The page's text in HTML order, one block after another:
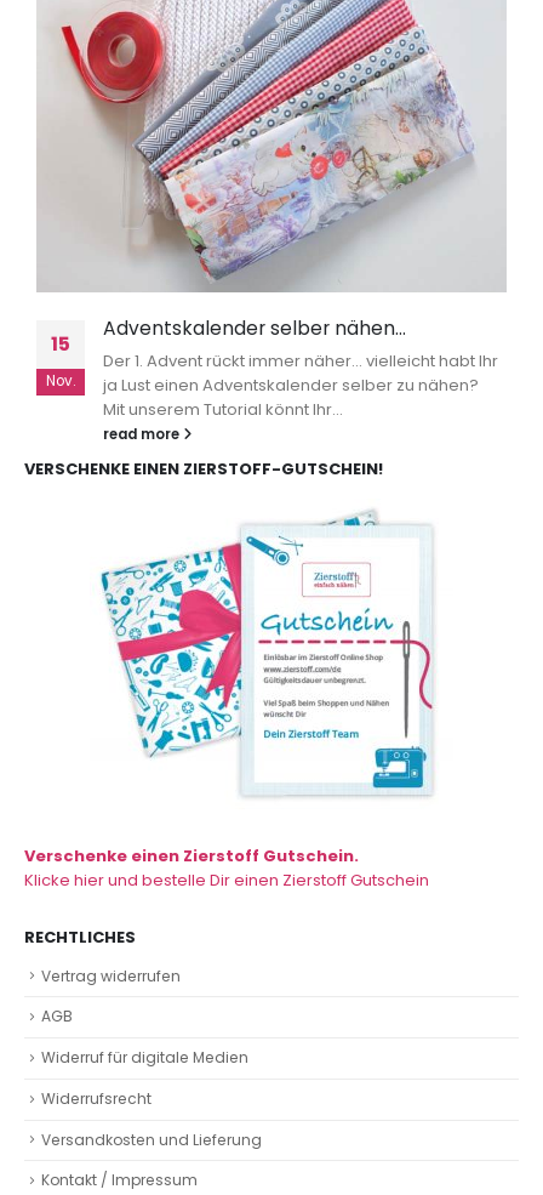
15
Nov.
Adventskalender selber nähen…
Der 1. Advent rückt immer näher... vielleicht habt Ihr
ja Lust einen Adventskalender selber zu nähen?
Mit unserem Tutorial könnt Ihr...
read more
VERSCHENKE EINEN ZIERSTOFF-GUTSCHEIN!
Verschenke einen Zierstoff Gutschein.
Klicke hier und bestelle Dir einen Zierstoff Gutschein
RECHTLICHES
Vertrag widerrufen
AGB
Widerruf für digitale Medien
Widerrufsrecht
Versandkosten und Lieferung
Kontakt / Impressum